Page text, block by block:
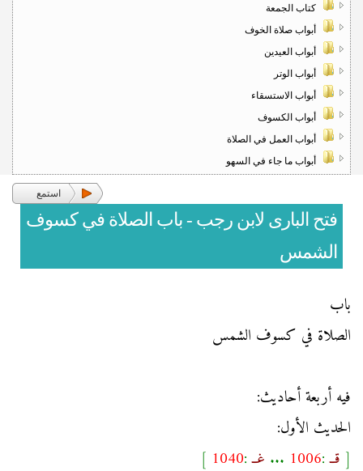
كتاب الجمعة
أبواب صلاة الخوف
أبواب العيدين
أبواب الوتر
أبواب الاستسقاء
أبواب الكسوف
أبواب العمل في الصلاة
أبواب ما جاء في السهو
استمع
فتح البارى لابن رجب - باب الصلاة في كسوف
الشمس
باب
الصلاة في كسوف الشمس
فيه أربعة أحاديث:
الحديث الأول:
[ قــ:
1006
... غــ:
1040
]